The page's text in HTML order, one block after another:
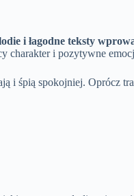
i łagodne teksty
charakter i pozytywne
i śpią spokojniej. Oprócz